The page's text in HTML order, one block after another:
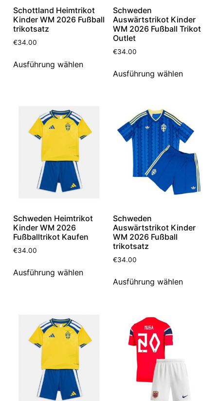
Schottland Heimtrikot
Kinder WM 2026 Fußball
trikotsatz
€34.00
Ausführung wählen
Schweden
Auswärtstrikot Kinder
WM 2026 Fußball Trikot
Outlet
€34.00
Ausführung wählen
Schweden Heimtrikot
Kinder WM 2026
Fußballtrikot Kaufen
€34.00
Ausführung wählen
Schweden
Auswärtstrikot Kinder
WM 2026 Fußball
trikotsatz
€34.00
Ausführung wählen